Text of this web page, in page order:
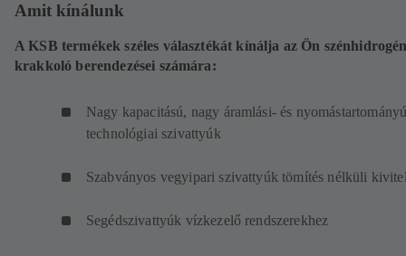
Amit kínálunk
A KSB termékek széles választékát kínálja az Ön
krakkoló berendezései számára:
Nagy kapacitású, nagy áramlási- és
technológiai szivattyúk
Szabványos vegyipari szivattyúk tömítés nélküli
Segédszivattyúk vízkezelő rendszerekhez